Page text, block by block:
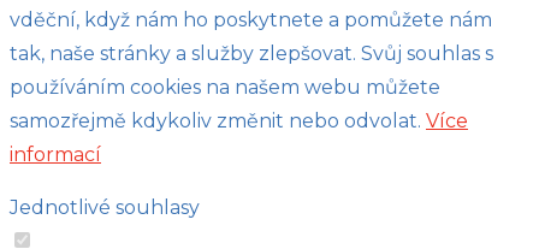
vděční, když nám ho poskytnete a pomůžete nám
tak, naše stránky a služby zlepšovat. Svůj souhlas s
používáním cookies na našem webu můžete
samozřejmě kdykoliv změnit nebo odvolat. Více
informací
Jednotlivé souhlasy